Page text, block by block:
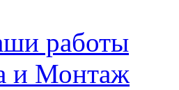
работы
и Монтаж